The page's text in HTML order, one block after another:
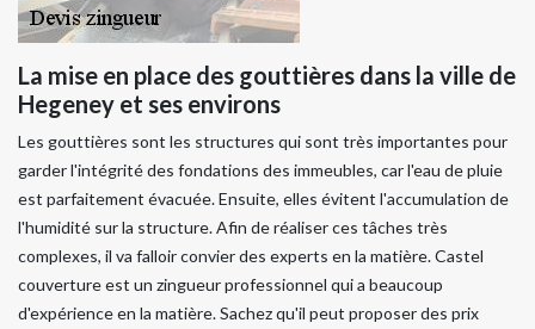
La mise en place des gouttières dans la ville de
Hegeney et ses environs
Les gouttières sont les structures qui sont très importantes pour
garder l'intégrité des fondations des immeubles, car l'eau de pluie
est parfaitement évacuée. Ensuite, elles évitent l'accumulation de
l'humidité sur la structure. Afin de réaliser ces tâches très
complexes, il va falloir convier des experts en la matière. Castel
couverture est un zingueur professionnel qui a beaucoup
d'expérience en la matière. Sachez qu'il peut proposer des prix